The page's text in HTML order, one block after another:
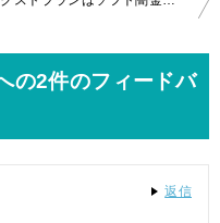
の2件のフィードバ
返信